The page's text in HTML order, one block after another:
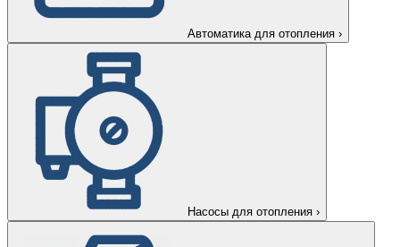
Автоматика для отопления ›
Насосы для отопления ›